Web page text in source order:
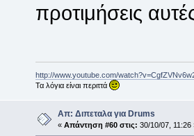
προτιμήσεις
http://www.youtube.com/
Τα λόγια είναι περιττά
Απ: Διπεταλα για Drums
« Απάντηση #60 στις: 30/10/07, 11:26